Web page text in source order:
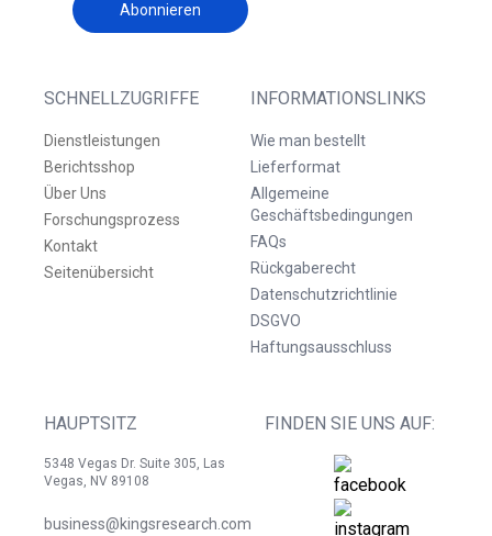
SCHNELLZUGRIFFE
Dienstleistungen
Berichtsshop
Über Uns
Forschungsprozess
Kontakt
Seitenübersicht
INFORMATIONSLINKS
Wie man bestellt
Lieferformat
Allgemeine
Geschäftsbedingungen
FAQs
Rückgaberecht
Datenschutzrichtlinie
DSGVO
Haftungsausschluss
HAUPTSITZ
5348 Vegas Dr. Suite 305, Las
Vegas, NV 89108
business@kingsresearch.com
FINDEN SIE UNS AUF:
Abonnieren